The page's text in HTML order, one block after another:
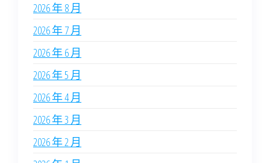
2026 年 8 月
2026 年 7 月
2026 年 6 月
2026 年 5 月
2026 年 4 月
2026 年 3 月
2026 年 2 月